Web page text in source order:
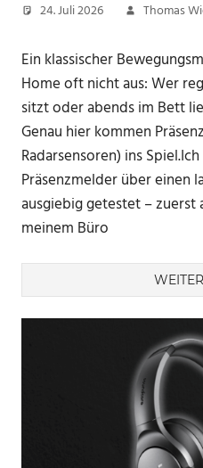
24. Juli 2026 Thomas
Ein klassischer
Home oft nicht aus: Wer
sitzt oder abends im Bett
Genau hier kommen
Radarsensoren) ins
Präsenzmelder über einen
ausgiebig getestet – zuerst
meinem Büro